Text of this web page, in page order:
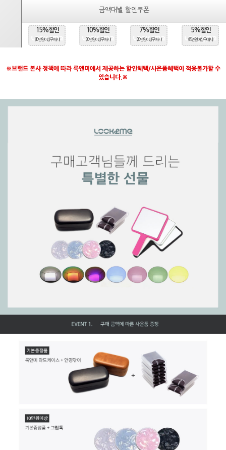
금액대별 할인쿠폰
15%할인
(40만원 이상 구매시)
10%할인
(30만원 이상 구매시)
7%할인
(20만원 이상 구매시)
5%할인
(15만원 이상 구매시)
※브랜드 본사 정책에 따라 룩앤미에서 제공하는 할인혜택/사은품혜택이 적용불가할 수
있습니다.※